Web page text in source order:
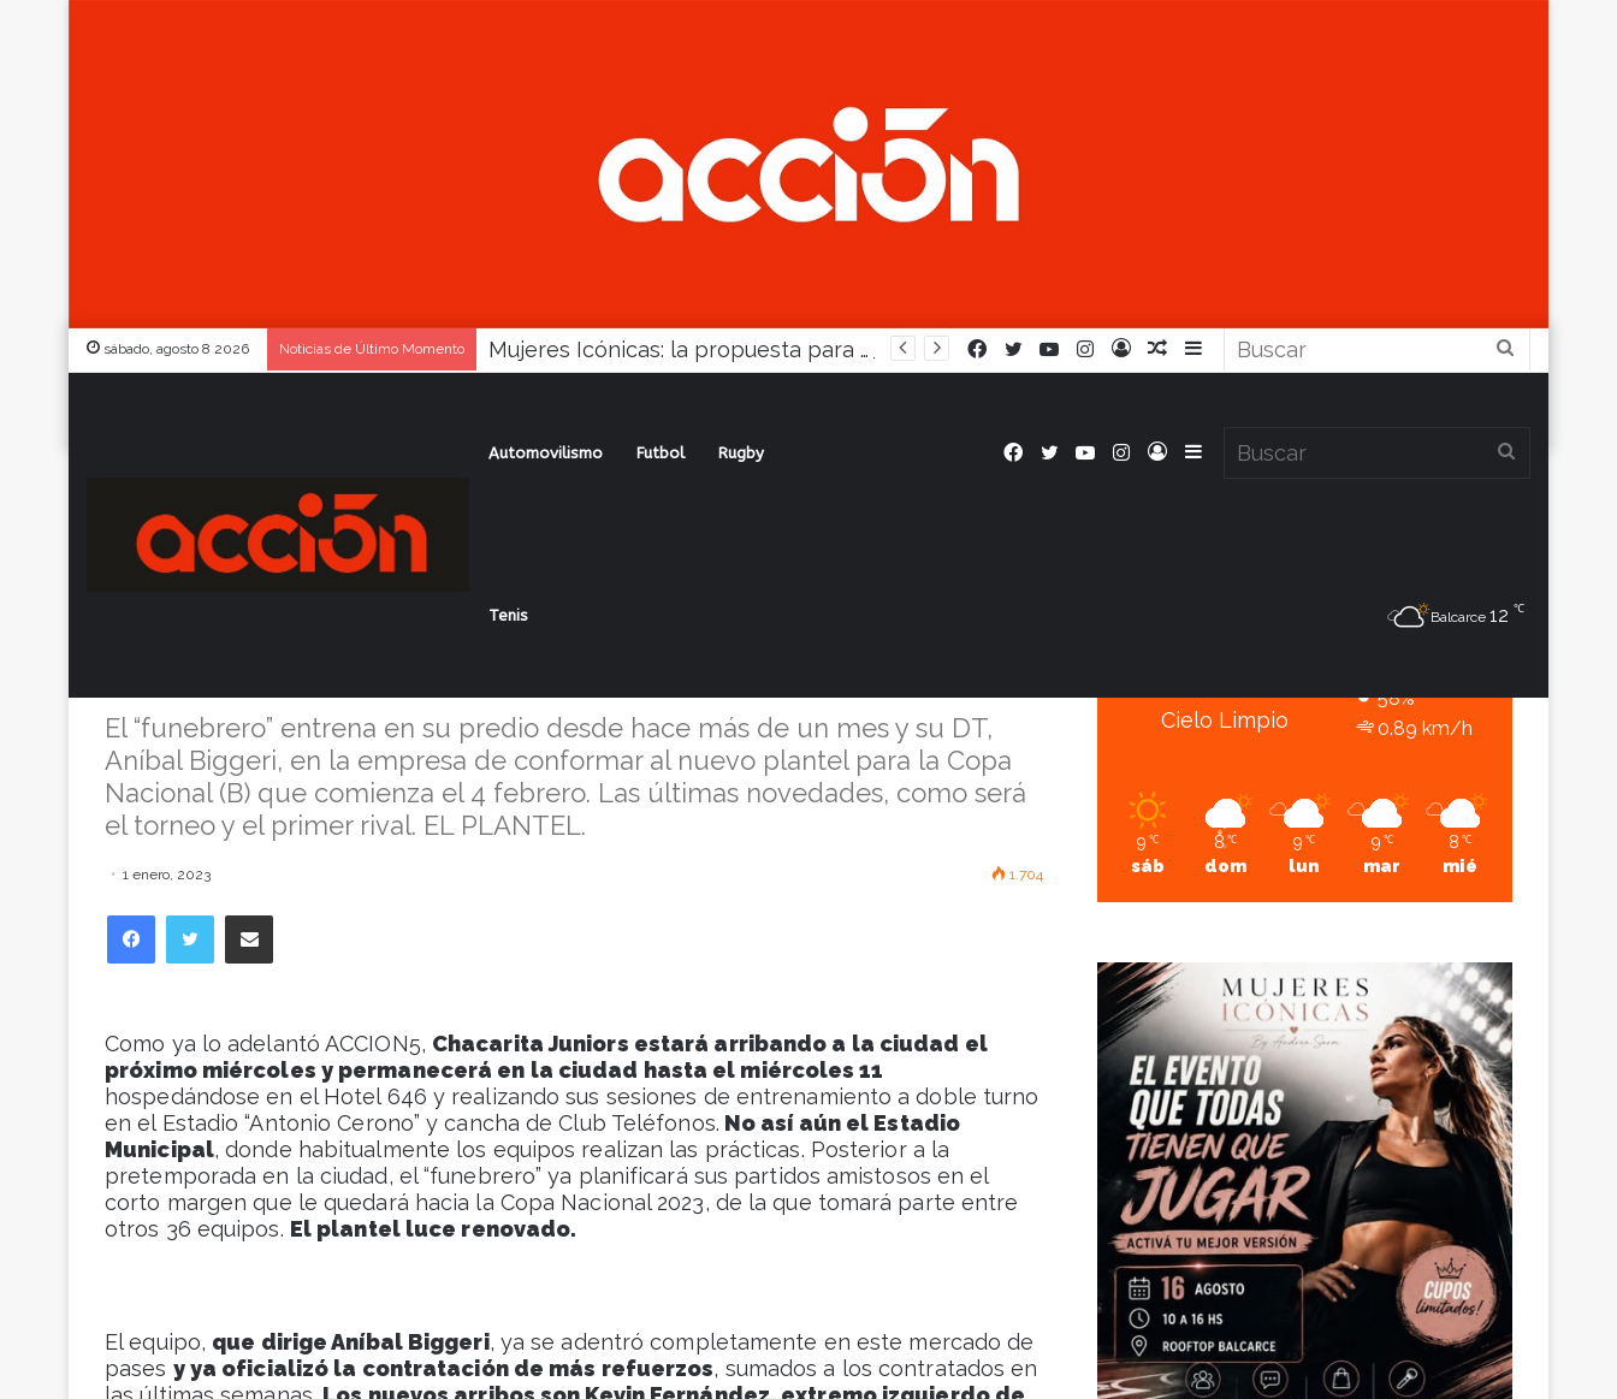
sábado, agosto 8 2026 Noticias de Último Momento Mujeres Icónicas: la propuesta para desarrollo empresarial femenino que llega a Balcarce
Barra
Artículo
Iniciar
Instagram
YouTube
Twitter
Facebook
Automovilismo Futbol Rugby
Tenis
Barra
Iniciar
Instagram
YouTube
Twitter
Facebook
Balcarce 12 ℃
Actualidad/ Con 8 refuerzos confirmados llega el miércoles Chacarita
Con 8 refuerzos confirmados
El “funebrero” entrena en su predio desde hace más de un mes y su DT,
Aníbal Biggeri, en la empresa de conformar al nuevo plantel para la Copa
Nacional (B) que comienza el 4 febrero. Las últimas novedades, como será
el torneo y el primer rival. EL PLANTEL.
1 enero, 2023 1.704
Facebook
Como ya lo adelantó ACCION5, Chacarita Juniors estará arribando a la ciudad el
próximo miércoles y permanecerá en la ciudad hasta el miércoles 11
hospedándose en el Hotel 646 y realizando sus sesiones de entrenamiento a doble turno
en el Estadio “Antonio Cerono” y cancha de Club Teléfonos. No así aún el Estadio
Municipal, donde habitualmente los equipos realizan las prácticas. Posterior a la
pretemporada en la ciudad, el “funebrero” ya planificará sus partidos amistosos en el
corto margen que le quedará hacia la Copa Nacional 2023, de la que tomará parte entre
otros 36 equipos. El plantel luce renovado.
El equipo, que dirige Aníbal Biggeri, ya se adentró completamente en este mercado de
pases y ya oficializó la contratación de más refuerzos, sumados a los contratados en
Cielo Limpio
9
58%
0.89 km/h
9 ℃
sáb
8 ℃
dom
9 ℃
lun
9 ℃
mar
8 ℃
mié